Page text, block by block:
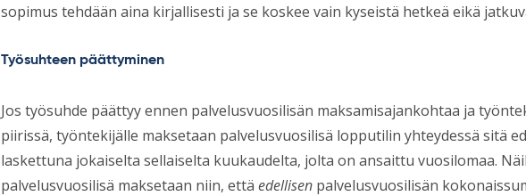
sopimus tehdään aina kirjallisesti ja se koskee vain kyseistä hetkeä eikä
Työsuhteen päättyminen
Jos työsuhde päättyy ennen palvelusvuosilisän maksamisajankohtaa ja
piirissä, työntekijälle maksetaan palvelusvuosilisä lopputilin yhteydessä sitä
laskettuna jokaiselta sellaiselta kuukaudelta, jolta on ansaittu vuosilomaa.
palvelusvuosilisä maksetaan niin, että edellisen palvelusvuosilisän